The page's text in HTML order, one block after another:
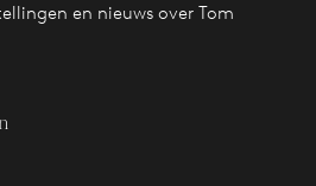
en nieuws over Tom